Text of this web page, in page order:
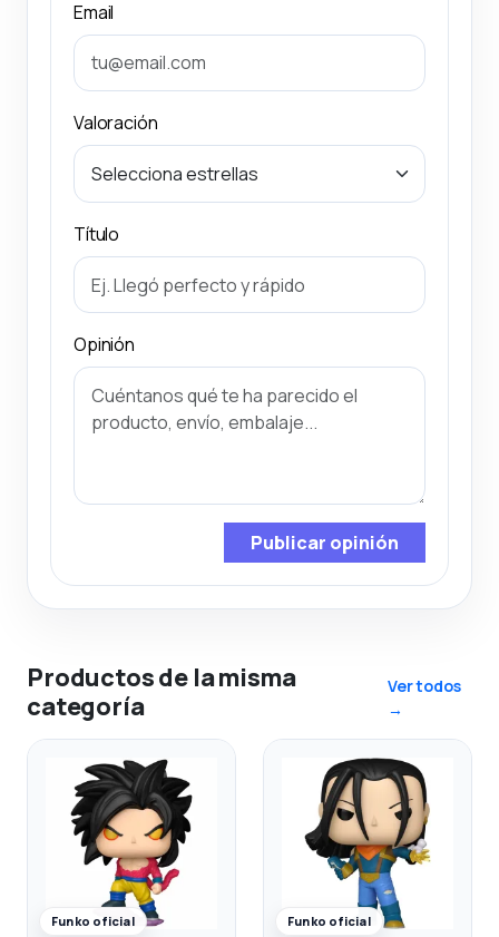
Email
Valoración
Título
Opinión
Publicar opinión
Productos de la misma
categoría
Ver todos
→
Funko oficial Funko oficial